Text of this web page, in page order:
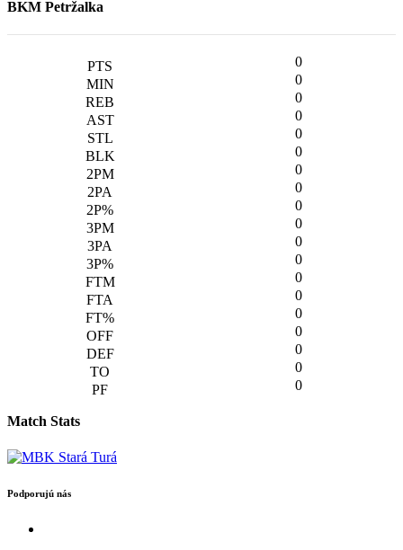
BKM Petržalka
0
0
0
0
0
0
0
0
0
0
0
0
0
0
0
0
0
0
0
Match Stats
Podporujú nás